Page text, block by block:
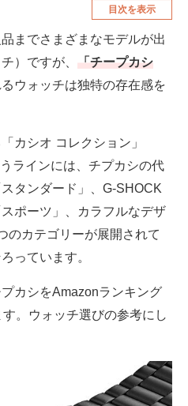
車・バイク
食品・飲料・お酒
目次を表示
までさまざまなモデルが出
）ですが、 「チープカシ
ウォッチは独特の存在感を
カシオ コレクション」
ラインには、チプカシの代
タンダード」、G-SHOCK
ポーツ」、カラフルなデザ
のカテゴリーが展開されて
っています。
カシをAmazonランキング
。ウォッチ選びの参考にし